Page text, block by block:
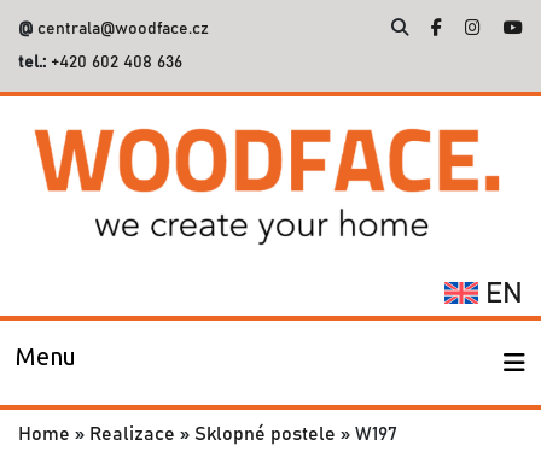
@ centrala@woodface.cz
tel.: +420 602 408 636
EN
Menu
Home » Realizace » Sklopné postele » W197